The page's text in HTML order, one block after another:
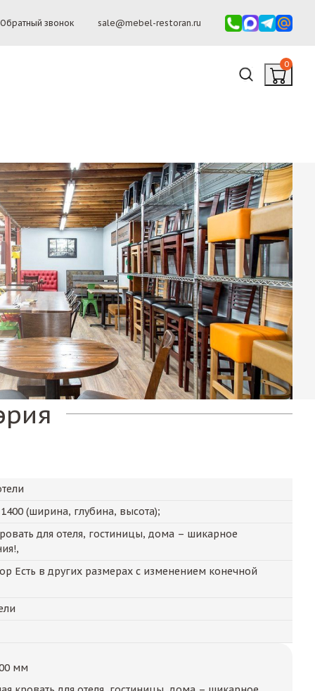
звонок sale@mebel-restoran.ru
0
1400 (ширина, глубина, высота);
для отеля, гостиницы, дома – шикарное
Есть в других размерах с изменением конечной
мм